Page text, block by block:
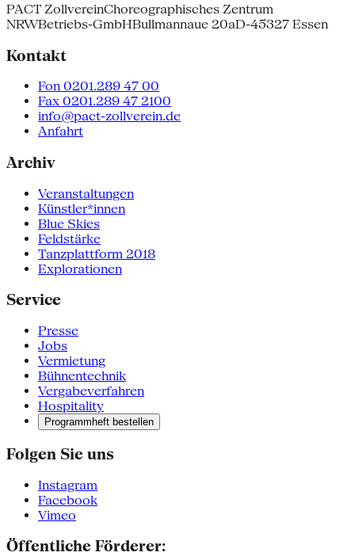
PACT ZollvereinChoreographisches Zentrum
NRWBetriebs-GmbHBullmannaue 20aD-45327 Essen
Kontakt
Fon 0201.289 47 00
Fax 0201.289 47 2100
info@pact-zollverein.de
Anfahrt
Archiv
Veranstaltungen
Künstler*innen
Blue Skies
Feldstärke
Tanzplattform 2018
Explorationen
Service
Presse
Jobs
Vermietung
Bühnentechnik
Vergabeverfahren
Hospitality
Programmheft bestellen
Folgen Sie uns
Instagram
Facebook
Vimeo
Öffentliche Förderer: